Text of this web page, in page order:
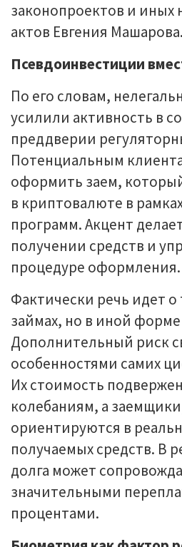
законопроектов и иных
актов Евгения Машарова.
Псевдоинвестиции
По его словам,
усилили активность в
преддверии
Потенциальным
оформить заем,
в криптовалюте в
программ. Акцент
получении средств и
процедуре оформления.
Фактически речь идет о
займах, но в иной
Дополнительный риск
особенностями самих
Их стоимость
колебаниям, а
ориентируются в
получаемых средств. В
долга может
значительными
процентами.